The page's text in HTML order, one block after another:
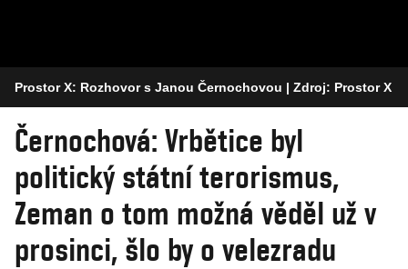
Prostor X: Rozhovor s Janou Černochovou | Zdroj: Prostor X
Černochová: Vrbětice byl
politický státní terorismus,
Zeman o tom možná věděl už v
prosinci, šlo by o velezradu